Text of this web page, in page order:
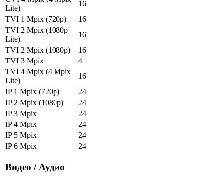
Lite)
16
TVI 1 Mpix (720p)
16
TVI 2 Mpix (1080p
Lite)
16
TVI 2 Mpix (1080p)
16
TVI 3 Mpix
4
TVI 4 Mpix (4 Mpix
Lite)
16
IP 1 Mpix (720p)
24
IP 2 Mpix (1080p)
24
IP 3 Mpix
24
IP 4 Mpix
24
IP 5 Mpix
24
IP 6 Mpix
24
Видео / Аудио